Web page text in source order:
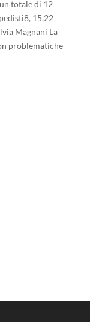
totale di 12
15,22
Magnani La
problematiche